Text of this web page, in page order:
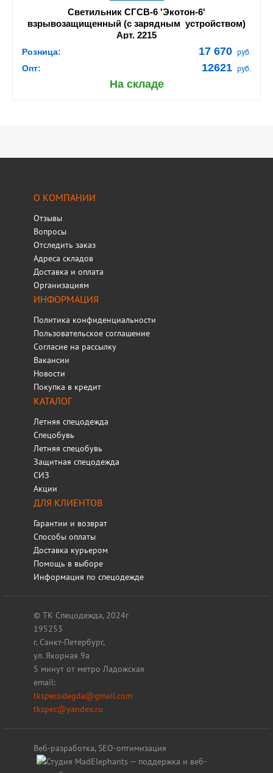
Светильник СГСВ-6 'Экотон-6'
взрывозащищенный (с зарядным устройством)
Арт. 2215
Розница: 17 670 руб.
Опт: 12621 руб.
На складе
О КОМПАНИИ
Отзывы
Вопросы
Отследить заказ
Адреса складов
Доставка и оплата
Организациям
ИНФОРМАЦИЯ
Политика конфиденциальности
Пользовательское соглашение
Согласие на рассылку
Вакансии
Новости
Покупка в кредит
КАТАЛОГ
Летняя спецодежда
Спецобувь
Летняя спецобувь
Защитная спецодежда
СИЗ
Акции
ДЛЯ КЛИЕНТОВ
Гарантии и возврат
Способы оплаты
Доставка курьером
Помощь в выборе
Информация по спецодежде
© ТК Спецодежда, 2024г
195253
г. Санкт-Петербург,
ул. Якорная 9а
5 минут от метро Ладожская
email:
tkspecodegda@gmail.com
tkspec@yandex.ru
Веб-разработка, SEO-оптимизация